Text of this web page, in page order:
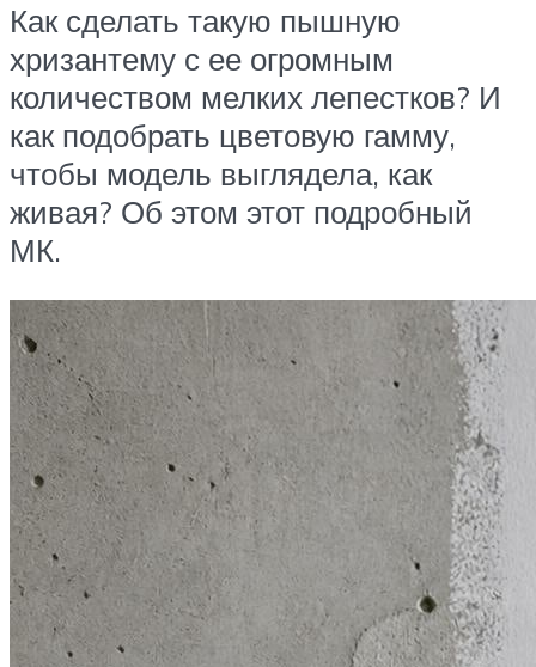
Как сделать такую пышную
хризантему с ее огромным
количеством мелких лепестков? И
как подобрать цветовую гамму,
чтобы модель выглядела, как
живая? Об этом этот подробный
МК.